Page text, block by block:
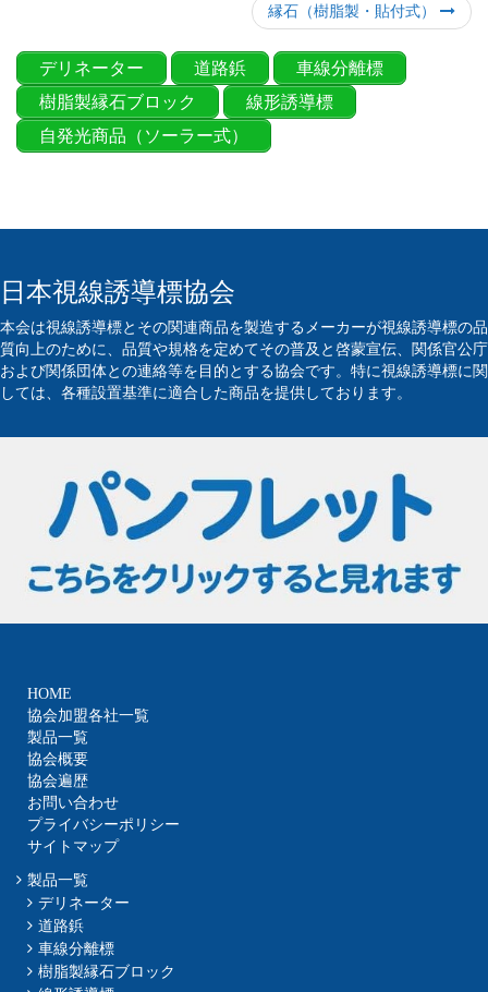
縁石（樹脂製・貼付式）
デリネーター 道路鋲
車線分離標
樹脂製縁石ブロック
線形誘導標
自発光商品（ソーラー式）
日本視線誘導標協会
本会は視線誘導標とその関連商品を製造するメーカーが視線誘導標の品
質向上のために、品質や規格を定めてその普及と啓蒙宣伝、関係官公庁
および関係団体との連絡等を目的とする協会です。特に視線誘導標に関
しては、各種設置基準に適合した商品を提供しております。
HOME
協会加盟各社一覧
製品一覧
協会概要
協会遍歴
お問い合わせ
プライバシーポリシー
サイトマップ
製品一覧
デリネーター
道路鋲
車線分離標
樹脂製縁石ブロック